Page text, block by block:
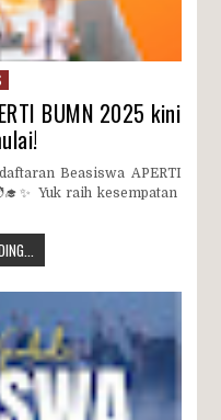
BUMN 2025 kini
Beasiswa APERTI
Yuk raih kesempatan